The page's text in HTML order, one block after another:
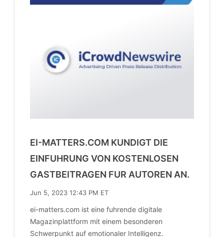
EI-MATTERS.COM KUNDIGT DIE
EINFUHRUNG VON KOSTENLOSEN
GASTBEITRAGEN FUR AUTOREN AN.
Jun 5, 2023 12:43 PM ET
ei-matters.com ist eine fuhrende digitale
Magazinplattform mit einem besonderen
Schwerpunkt auf emotionaler Intelligenz.